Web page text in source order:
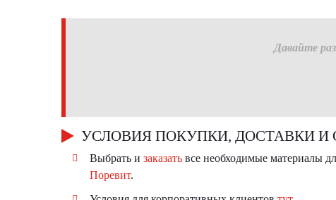
Давайте
УСЛОВИЯ ПОКУПКИ, ДОСТАВКИ И
Выбрать и заказать все необходимые материалы
Поревит.